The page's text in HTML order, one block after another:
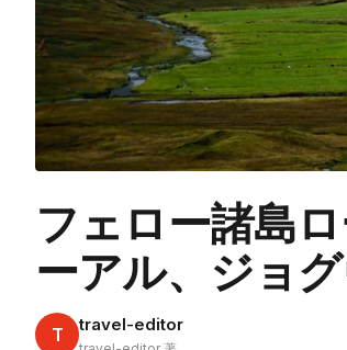
フェロー諸島
ーアル、ジョ
T travel-editor